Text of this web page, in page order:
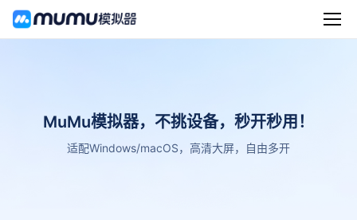
MuMu模拟器，不挑设备，秒开秒用！
适配Windows/macOS，高清大屏，自由多开